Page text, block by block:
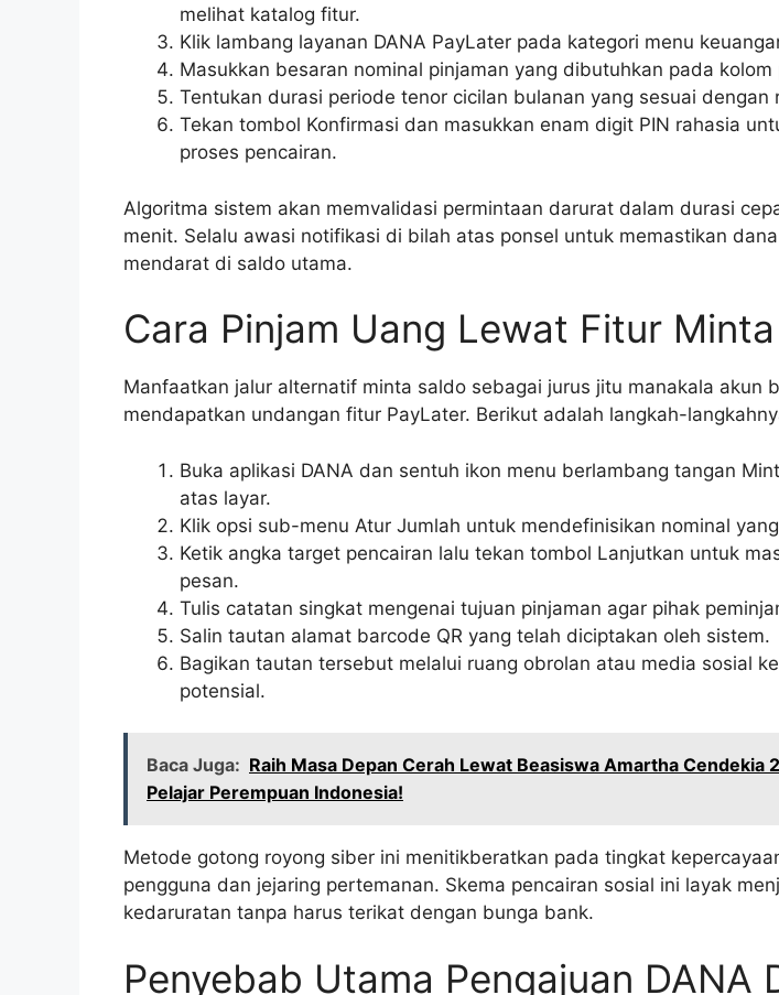
melihat katalog fitur.
Klik lambang layanan DANA PayLater pada kategori menu
Masukkan besaran nominal pinjaman yang dibutuhkan pada kolom
Tentukan durasi periode tenor cicilan bulanan yang sesuai dengan
Tekan tombol Konfirmasi dan masukkan enam digit PIN rahasia
proses pencairan.
Algoritma sistem akan memvalidasi permintaan darurat dalam durasi
menit. Selalu awasi notifikasi di bilah atas ponsel untuk memastikan
mendarat di saldo utama.
Cara Pinjam Uang Lewat Fitur
Manfaatkan jalur alternatif minta saldo sebagai jurus jitu manakala akun
mendapatkan undangan fitur PayLater. Berikut adalah langkah-
Buka aplikasi DANA dan sentuh ikon menu berlambang tangan
atas layar.
Klik opsi sub-menu Atur Jumlah untuk mendefinisikan nominal
Ketik angka target pencairan lalu tekan tombol Lanjutkan untuk
pesan.
Tulis catatan singkat mengenai tujuan pinjaman agar pihak
Salin tautan alamat barcode QR yang telah diciptakan oleh sistem.
Bagikan tautan tersebut melalui ruang obrolan atau media sosial
potensial.
Baca Juga: Raih Masa Depan Cerah Lewat Beasiswa Amartha Cendekia
Pelajar Perempuan Indonesia!
Metode gotong royong siber ini menitikberatkan pada tingkat
pengguna dan jejaring pertemanan. Skema pencairan sosial ini layak
kedaruratan tanpa harus terikat dengan bunga bank.
Penyebab Utama Pengajuan DANA